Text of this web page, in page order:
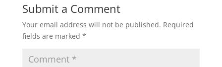
Submit a Comment
Your email address will not be published. Required
fields are marked *